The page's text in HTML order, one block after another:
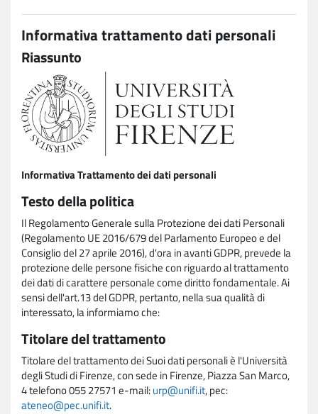
Informativa trattamento dati personali
Riassunto
Informativa Trattamento dei dati personali
Testo della politica
Il Regolamento Generale sulla Protezione dei dati Personali
(Regolamento UE 2016/679 del Parlamento Europeo e del
Consiglio del 27 aprile 2016), d'ora in avanti GDPR, prevede la
protezione delle persone fisiche con riguardo al trattamento
dei dati di carattere personale come diritto fondamentale. Ai
sensi dell'art.13 del GDPR, pertanto, nella sua qualità di
interessato, la informiamo che:
Titolare del trattamento
Titolare del trattamento dei Suoi dati personali è l'Università
degli Studi di Firenze, con sede in Firenze, Piazza San Marco,
4 telefono 055 27571 e-mail:urp@unifi.it, pec:
ateneo@pec.unifi.it.